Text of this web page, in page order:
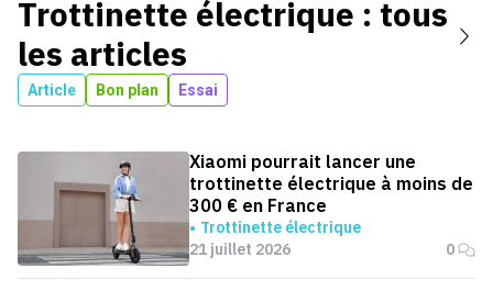
Trottinette électrique : tous
les articles
Article Bon plan Essai
Xiaomi pourrait lancer une
trottinette électrique à moins de
300 € en France
Trottinette électrique
21 juillet 2026
0